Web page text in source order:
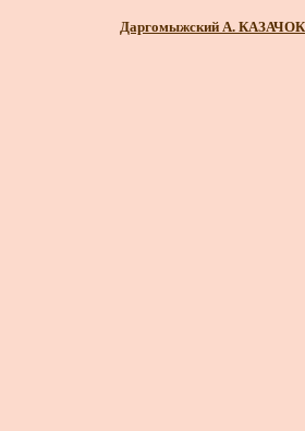
Даргомыжский А. КАЗАЧОК